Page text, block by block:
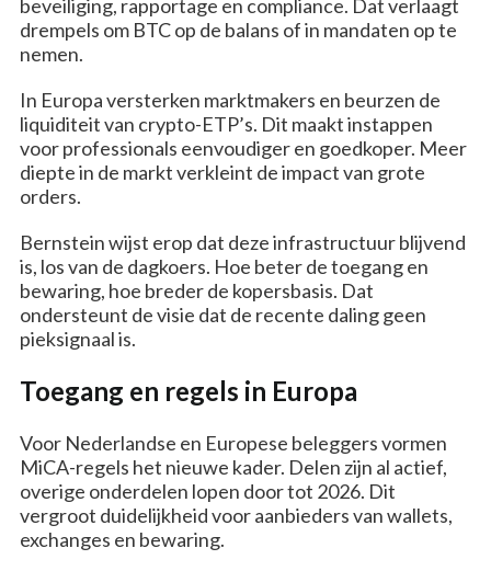
beveiliging, rapportage en compliance. Dat verlaagt
drempels om BTC op de balans of in mandaten op te
nemen.
In Europa versterken marktmakers en beurzen de
liquiditeit van crypto-ETP’s. Dit maakt instappen
voor professionals eenvoudiger en goedkoper. Meer
diepte in de markt verkleint de impact van grote
orders.
Bernstein wijst erop dat deze infrastructuur blijvend
is, los van de dagkoers. Hoe beter de toegang en
bewaring, hoe breder de kopersbasis. Dat
ondersteunt de visie dat de recente daling geen
pieksignaal is.
Toegang en regels in Europa
Voor Nederlandse en Europese beleggers vormen
MiCA-regels het nieuwe kader. Delen zijn al actief,
overige onderdelen lopen door tot 2026. Dit
vergroot duidelijkheid voor aanbieders van wallets,
exchanges en bewaring.